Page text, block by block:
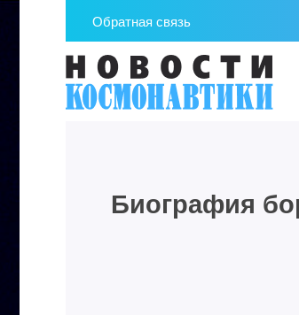
Обратная связь
Биография